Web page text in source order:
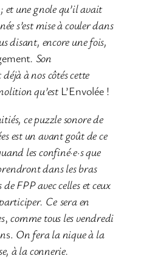
et une gnole qu’il avait
s’est mise à couler dans
disant, encore une fois,
. Son
à nos côtés cette
qu’est L’Envolée !
ce puzzle sonore de
est un avant goût de ce
les confiné·e·s que
dans les bras
FPP avec celles et ceux
Ce sera en
,comme tous les vendredi
s. On fera la nique à la
à la connerie.